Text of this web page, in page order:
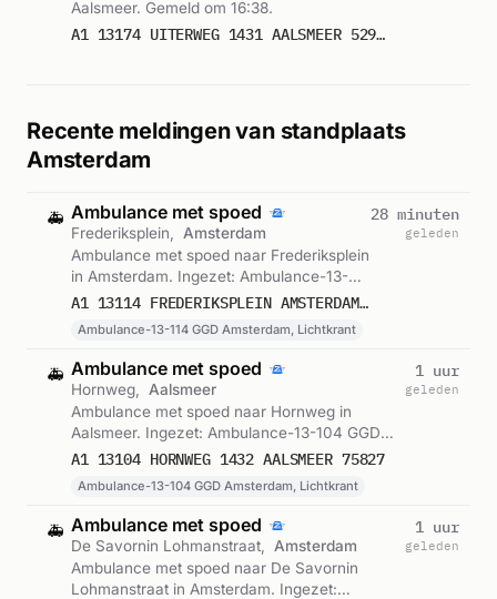
Aalsmeer. Gemeld om 16:38.
A1 13174 UITERWEG 1431 AALSMEER 52923
Recente meldingen van standplaats
Amsterdam
🚑 Ambulance met spoed
Frederiksplein,
Amsterdam
Ambulance met spoed naar Frederiksplein
in Amsterdam. Ingezet: Ambulance-13-
114 GGD Amsterdam, Lichtkrant. GemeldA1 13114 FREDERIKSPLEIN AMSTERDAM 75831
Ambulance-13-114 GGD Amsterdam, Lichtkrant
28 minuten
geleden
🚑 Ambulance met spoed
Hornweg,
Aalsmeer
Ambulance met spoed naar Hornweg in
Aalsmeer. Ingezet: Ambulance-13-104 GGD
Amsterdam, Lichtkrant. Gemeld om 23:53.
A1 13104 HORNWEG 1432 AALSMEER 75827
Ambulance-13-104 GGD Amsterdam, Lichtkrant
1 uur
geleden
🚑 Ambulance met spoed
De Savornin Lohmanstraat,
Amsterdam
Ambulance met spoed naar De Savornin
Lohmanstraat in Amsterdam. Ingezet:
1 uur
geleden